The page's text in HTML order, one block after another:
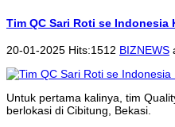
Tim QC Sari Roti se
20-01-2025 Hits:1512 BIZNEWS
Untuk pertama kalinya, tim
berlokasi di Cibitung, Bekasi.